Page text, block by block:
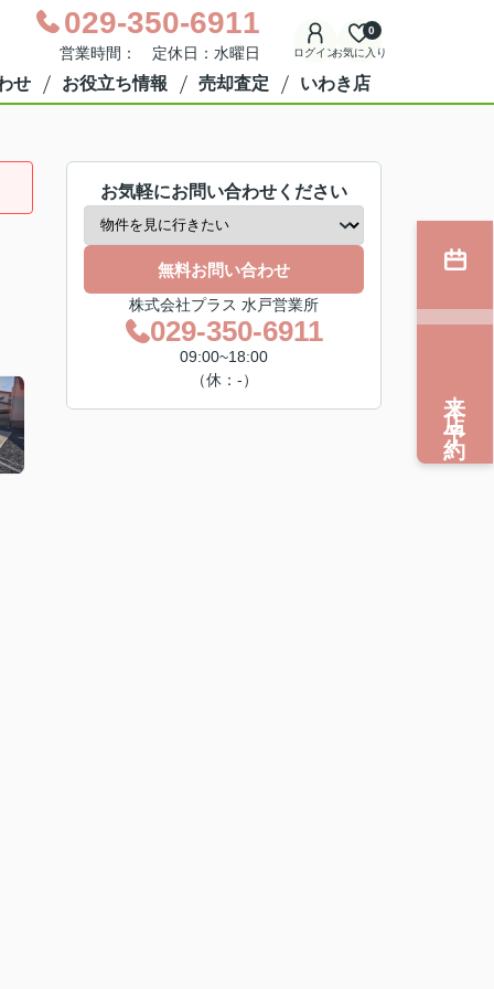
029-350-6911
営業時間： 定休日：水曜日 ログインお気に入り
0
せ お役立ち情報 売却査定 いわき店
お気軽にお問い合わせください
無料お問い合わせ
株式会社プラス 水戸営業所
029-350-6911
09:00~18:00
（休：-）
来店予約